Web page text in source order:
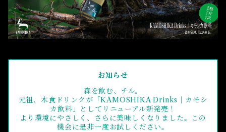
お知らせ
森を飲む、チル。
元祖、木食ドリンクが「KAMOSHIKA Drinks｜カモシ
カ飲料」としてリニューアル新発売！
より環境にやさしく、さらに美味しくなりました。この
機会に是非一度お試しください。